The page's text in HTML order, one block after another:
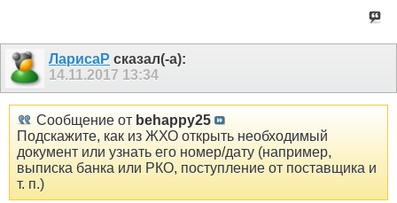
ЛарисаР сказал(-а):
14.11.2017 13:34
Сообщение от behappy25
Подскажите, как из ЖХО открыть необходимый
документ или узнать его номер/дату (например,
выписка банка или РКО, поступление от поставщика и
т. п.)